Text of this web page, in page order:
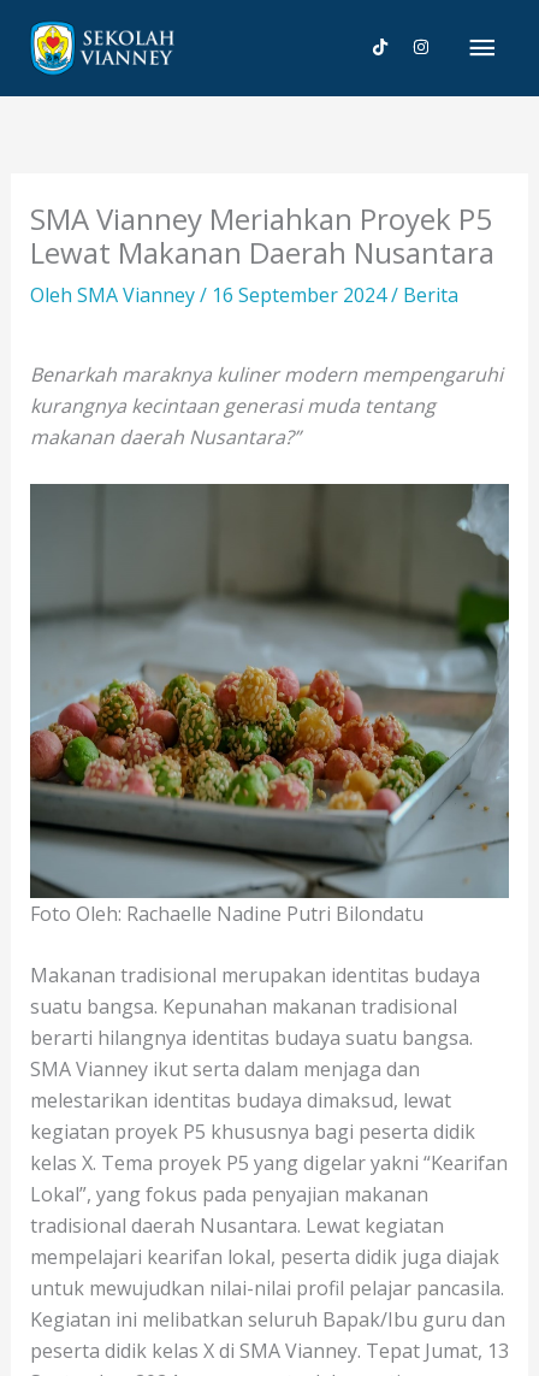
konten
SMA Vianney Meriahkan Proyek P5
Lewat Makanan Daerah Nusantara
Oleh SMA Vianney/ 16 September 2024/ Berita
Benarkah maraknya kuliner modern mempengaruhi
kurangnya kecintaan generasi muda tentang
makanan daerah Nusantara?”
Foto Oleh: Rachaelle Nadine Putri Bilondatu
Makanan tradisional merupakan identitas budaya
suatu bangsa. Kepunahan makanan tradisional
berarti hilangnya identitas budaya suatu bangsa.
SMA Vianney ikut serta dalam menjaga dan
melestarikan identitas budaya dimaksud, lewat
kegiatan proyek P5 khususnya bagi peserta didik
kelas X. Tema proyek P5 yang digelar yakni “Kearifan
Lokal”, yang fokus pada penyajian makanan
tradisional daerah Nusantara. Lewat kegiatan
mempelajari kearifan lokal, peserta didik juga diajak
untuk mewujudkan nilai-nilai profil pelajar pancasila.
Kegiatan ini melibatkan seluruh Bapak/Ibu guru dan
peserta didik kelas X di SMA Vianney. Tepat Jumat, 13